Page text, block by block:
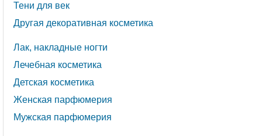
Тени для век
Другая декоративная косметика
Лак, накладные ногти
Лечебная косметика
Детская косметика
Женская парфюмерия
Мужская парфюмерия